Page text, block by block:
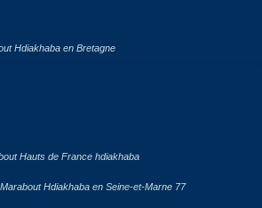
Hdiakhaba en Bretagne
Hauts de France hdiakhaba
Marabout Hdiakhaba en Seine-et-Marne 77